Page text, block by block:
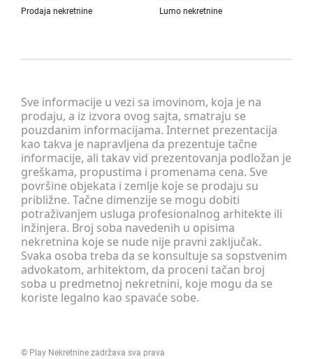
Sve informacije u vezi sa imovinom, koja je na
prodaju, a iz izvora ovog sajta, smatraju se
pouzdanim informacijama. Internet prezentacija
kao takva je napravljena da prezentuje tačne
informacije, ali takav vid prezentovanja podložan je
greškama, propustima i promenama cena. Sve
površine objekata i zemlje koje se prodaju su
približne. Tačne dimenzije se mogu dobiti
potraživanjem usluga profesionalnog arhitekte ili
inžinjera. Broj soba navedenih u opisima
nekretnina koje se nude nije pravni zaključak.
Svaka osoba treba da se konsultuje sa sopstvenim
advokatom, arhitektom, da proceni tačan broj
soba u predmetnoj nekretnini, koje mogu da se
koriste legalno kao spavaće sobe.
Prodaja nekretnine
Lumo nekretnine
© Play Nekretnine zadržava sva prava